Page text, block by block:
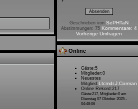
Geschrieben von SePHTaN
Abstimmungen: 75 Kommentare: 4
Vorherige Umfragen
Online
Gäste:5
Mitglieder:0
Neuestes
Mitglied: Ltcmdr.J.Corman
Online Rekord:217
Gäste:217, Mitglieder:0 am
Dienstag 07 Oktober 2025 -
04:48:06